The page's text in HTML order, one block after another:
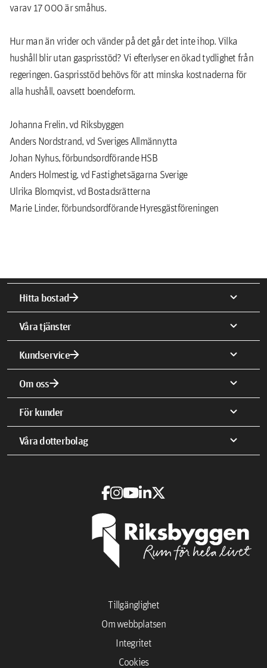
varav 17 000 är småhus.
Hur man än vrider och vänder på det går det inte ihop. Vilka
hushåll blir utan gasprisstöd? Vi efterlyser en ökad tydlighet från
regeringen. Gasprisstöd behövs för att minska kostnaderna för
alla hushåll, oavsett boendeform.
Johanna Frelin, vd Riksbyggen
Anders Nordstrand, vd Sveriges Allmännytta
Johan Nyhus, förbundsordförande HSB
Anders Holmestig, vd Fastighetsägarna Sverige
Ulrika Blomqvist, vd Bostadsrätterna
Marie Linder, förbundsordförande Hyresgästföreningen
Hitta bostadarrow_forward expand_more
Våra tjänster expand_more
Kundservicearrow_forward expand_more
Om ossarrow_forward expand_more
För kunder expand_more
Våra dotterbolag expand_more
Cookies
Integritet
Om webbplatsen
Tillgänglighet